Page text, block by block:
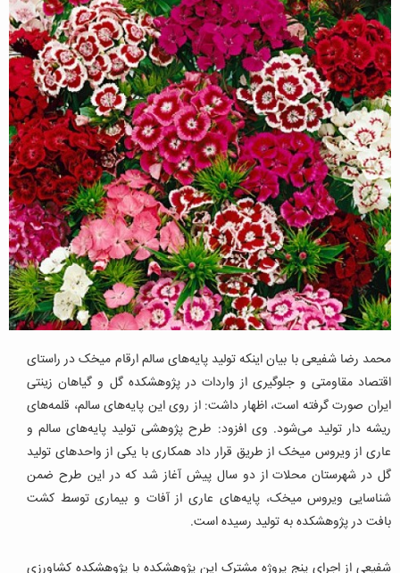
محمد رضا شفیعی با بیان اینکه تولید پایه‌های سالم ارقام میخک در راستای
اقتصاد مقاومتی و جلوگیری از واردات در پژوهشکده گل و گیاهان زینتی
ایران صورت گرفته است، اظهار داشت: از روی این پایه‌های سالم، قلمه‌های
ریشه دار تولید می‌شود. وی افزود: طرح پژوهشی تولید پایه‌های سالم و
عاری از ویروس میخک از طریق قرار داد همکاری با یکی از واحدهای تولید
گل در شهرستان محلات از دو سال پیش آغاز شد که در این طرح ضمن
شناسایی ویروس میخک، پایه‌های عاری از آفات و بیماری توسط کشت
بافت در پژوهشکده به تولید رسیده است.
شفیعی از اجرای پنج پروژه مشترک این پژوهشکده با پژوهشکده کشاورزی